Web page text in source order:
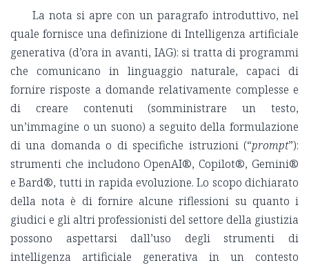
La nota si apre con un paragrafo introduttivo, nel
quale fornisce una definizione di Intelligenza artificiale
generativa (d’ora in avanti, IAG): si tratta di programmi
che comunicano in linguaggio naturale, capaci di
fornire risposte a domande relativamente complesse e
di creare contenuti (somministrare un testo,
un’immagine o un suono) a seguito della formulazione
di una domanda o di specifiche istruzioni (“prompt”):
strumenti che includono OpenAI®, Copilot®, Gemini®
e Bard®, tutti in rapida evoluzione. Lo scopo dichiarato
della nota è di fornire alcune riflessioni su quanto i
giudici e gli altri professionisti del settore della giustizia
possono aspettarsi dall’uso degli strumenti di
intelligenza artificiale generativa in un contesto